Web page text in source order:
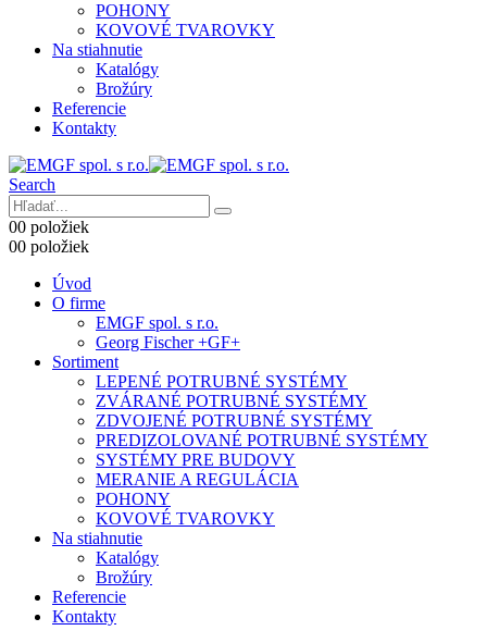
POHONY
KOVOVÉ TVAROVKY
Na stiahnutie
Katalógy
Brožúry
Referencie
Kontakty
Search
00 položiek
00 položiek
Úvod
O firme
EMGF spol. s r.o.
Georg Fischer +GF+
Sortiment
LEPENÉ POTRUBNÉ SYSTÉMY
ZVÁRANÉ POTRUBNÉ SYSTÉMY
ZDVOJENÉ POTRUBNÉ SYSTÉMY
PREDIZOLOVANÉ POTRUBNÉ SYSTÉMY
SYSTÉMY PRE BUDOVY
MERANIE A REGULÁCIA
POHONY
KOVOVÉ TVAROVKY
Na stiahnutie
Katalógy
Brožúry
Referencie
Kontakty